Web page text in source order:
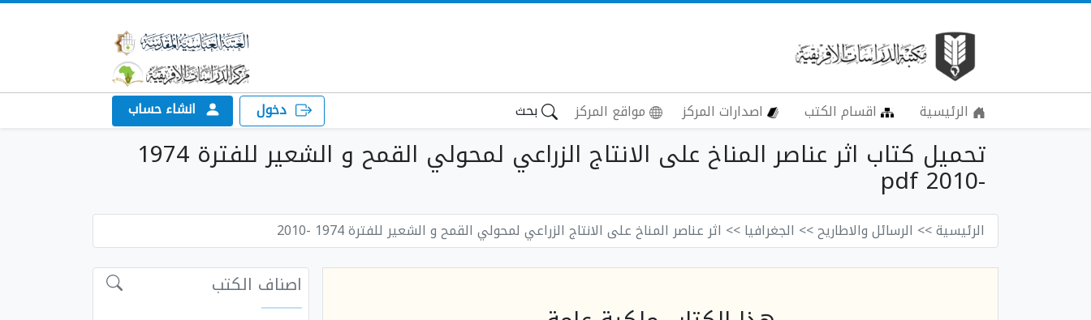
الرئيسية اقسام الكتب اصدارات المركز مواقع المركز بحث دخول انشاء حساب
تحميل كتاب اثر عناصر المناخ على الانتاج الزراعي لمحولي القمح و الشعير للفترة 1974
-2010 pdf
الرئيسية>> الرسائل والاطاريح>> الجغرافيا>> اثر عناصر المناخ على الانتاج الزراعي لمحولي القمح و الشعير للفترة 1974 -2010
اصناف الكتب